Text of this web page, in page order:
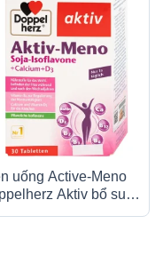
uống Active-Meno
Aktiv bổ sung